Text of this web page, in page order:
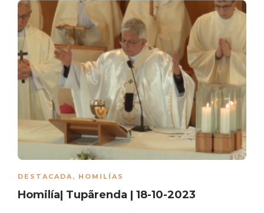
DESTACADA, HOMILÍAS
Homilía| Tupãrenda | 18-10-2023